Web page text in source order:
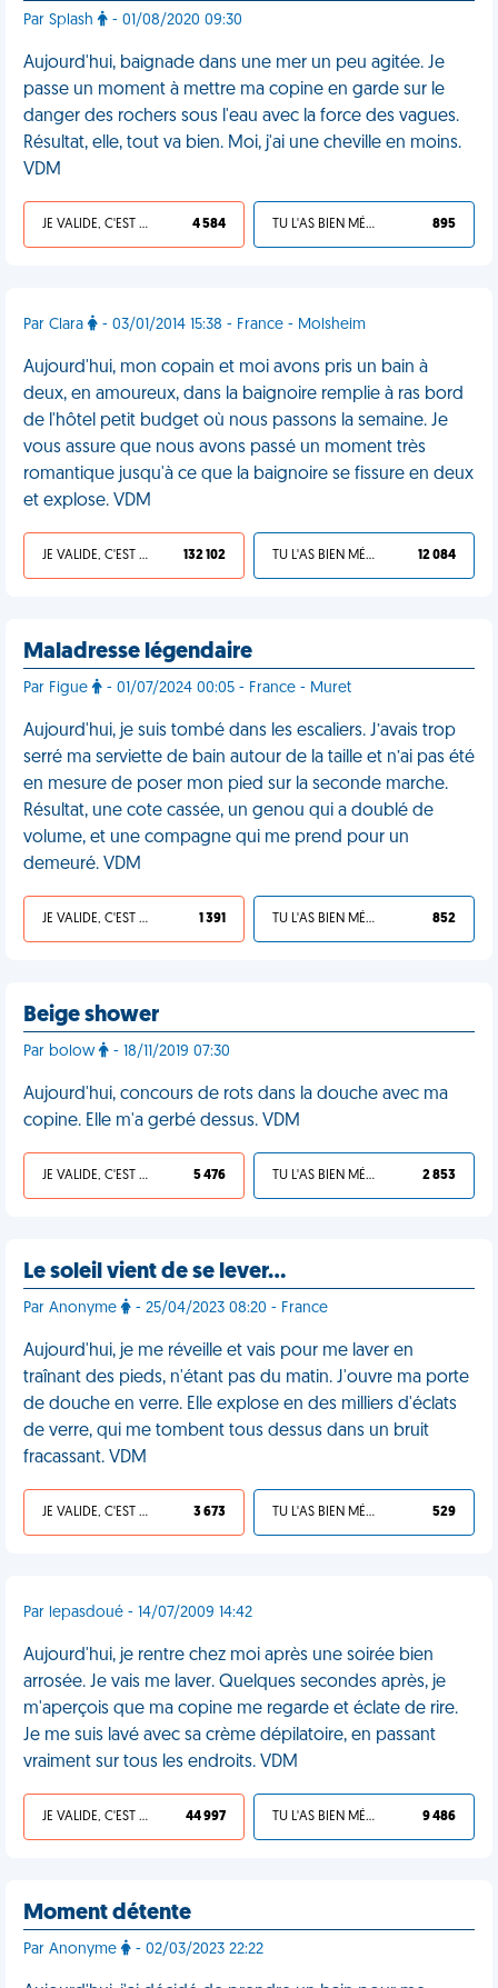
Par Splash - 01/08/2020 09:30
Aujourd'hui, baignade dans une mer un peu agitée. Je
passe un moment à mettre ma copine en garde sur le
danger des rochers sous l'eau avec la force des vagues.
Résultat, elle, tout va bien. Moi, j'ai une cheville en moins.
VDM
JE VALIDE, C'EST UNE VDM 4 584 TU L'AS BIEN MÉRITÉ 895
Par Clara - 03/01/2014 15:38 - France - Molsheim
Aujourd'hui, mon copain et moi avons pris un bain à
deux, en amoureux, dans la baignoire remplie à ras bord
de l'hôtel petit budget où nous passons la semaine. Je
vous assure que nous avons passé un moment très
romantique jusqu'à ce que la baignoire se fissure en deux
et explose. VDM
JE VALIDE, C'EST UNE VDM 132 102 TU L'AS BIEN MÉRITÉ 12 084
Maladresse légendaire
Par Figue - 01/07/2024 00:05 - France - Muret
Aujourd'hui, je suis tombé dans les escaliers. J’avais trop
serré ma serviette de bain autour de la taille et n’ai pas été
en mesure de poser mon pied sur la seconde marche.
Résultat, une cote cassée, un genou qui a doublé de
volume, et une compagne qui me prend pour un
demeuré. VDM
JE VALIDE, C'EST UNE VDM 1 391 TU L'AS BIEN MÉRITÉ 852
Beige shower
Par bolow - 18/11/2019 07:30
Aujourd'hui, concours de rots dans la douche avec ma
copine. Elle m'a gerbé dessus. VDM
JE VALIDE, C'EST UNE VDM 5 476 TU L'AS BIEN MÉRITÉ 2 853
Le soleil vient de se lever…
Par Anonyme - 25/04/2023 08:20 - France
Aujourd'hui, je me réveille et vais pour me laver en
traînant des pieds, n'étant pas du matin. J'ouvre ma porte
de douche en verre. Elle explose en des milliers d'éclats
de verre, qui me tombent tous dessus dans un bruit
fracassant. VDM
JE VALIDE, C'EST UNE VDM 3 673 TU L'AS BIEN MÉRITÉ 529
Par lepasdoué - 14/07/2009 14:42
Aujourd'hui, je rentre chez moi après une soirée bien
arrosée. Je vais me laver. Quelques secondes après, je
m'aperçois que ma copine me regarde et éclate de rire.
Je me suis lavé avec sa crème dépilatoire, en passant
vraiment sur tous les endroits. VDM
JE VALIDE, C'EST UNE VDM 44 997 TU L'AS BIEN MÉRITÉ 9 486
Moment détente
Par Anonyme - 02/03/2023 22:22